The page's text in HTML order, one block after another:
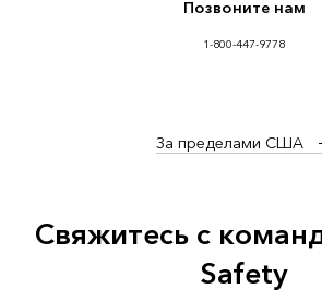
Позвоните нам
1-800-447-9778
За пределами США
Свяжитесь с
Safety